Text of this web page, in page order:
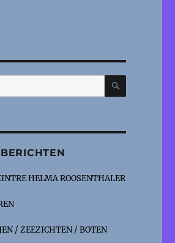
ZOEKEN
HELMA ROOSENTHALER
/ ZEEZICHTEN / BOTEN